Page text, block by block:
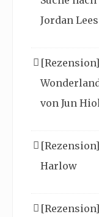
Jordan Lees
von Jun
Harlow